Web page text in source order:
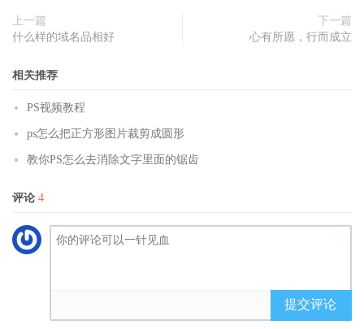
上一篇
什么样的域名品相好
下一篇
心有所愿，行而成立
相关推荐
PS视频教程
ps怎么把正方形图片裁剪成圆形
教你PS怎么去消除文字里面的锯齿
评论 4
提交评论